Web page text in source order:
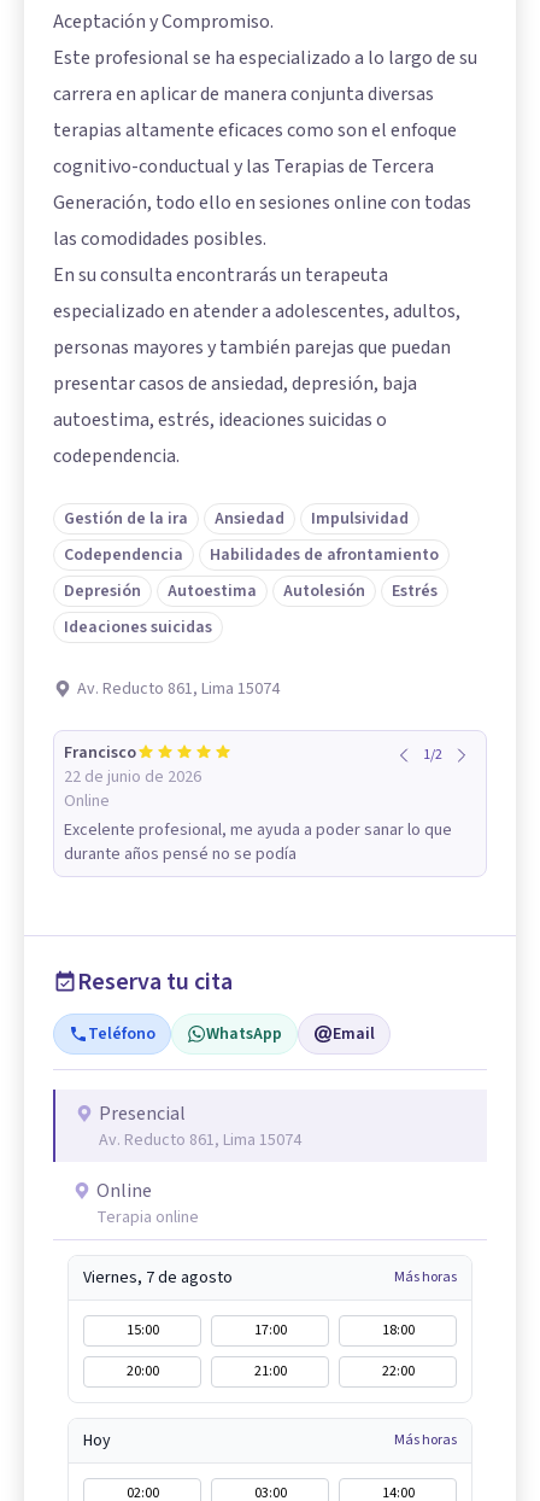
Aceptación y Compromiso.
Este profesional se ha especializado a lo largo de su
carrera en aplicar de manera conjunta diversas
terapias altamente eficaces como son el enfoque
cognitivo-conductual y las Terapias de Tercera
Generación, todo ello en sesiones online con todas
las comodidades posibles.
En su consulta encontrarás un terapeuta
especializado en atender a adolescentes, adultos,
personas mayores y también parejas que puedan
presentar casos de ansiedad, depresión, baja
autoestima, estrés, ideaciones suicidas o
codependencia.
Gestión de la ira Ansiedad
Impulsividad
Codependencia
Habilidades de afrontamiento
Depresión
Autoestima Autolesión
Estrés
Ideaciones suicidas
Av. Reducto 861, Lima 15074
Francisco
22 de junio de 2026
Online
1/2
Excelente profesional, me ayuda a poder sanar lo que
durante años pensé no se podía
Reserva tu cita
Teléfono WhatsApp Email
Presencial
Av. Reducto 861, Lima 15074
Online
Terapia online
Viernes, 7 de agosto Más horas
15:00 17:00
18:00
20:00
21:00 22:00
Hoy Más horas
02:00 03:00 14:00